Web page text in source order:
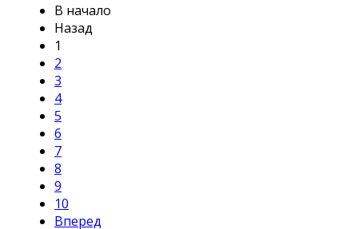
В начало
Назад
1
2
3
4
5
6
7
8
9
10
Вперед